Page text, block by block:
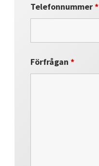
Telefonnummer*
Förfrågan*